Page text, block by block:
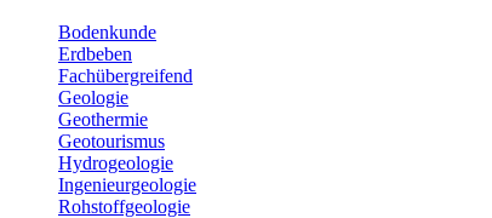
Bodenkunde
Erdbeben
Fachübergreifend
Geologie
Geothermie
Geotourismus
Hydrogeologie
Ingenieurgeologie
Rohstoffgeologie